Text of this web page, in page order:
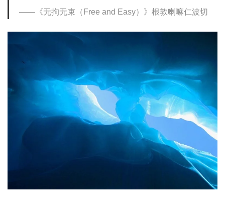
《无拘无束（Free and Easy）》根敦喇嘛仁波切